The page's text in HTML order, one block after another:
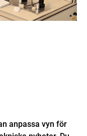
anpassa vyn för